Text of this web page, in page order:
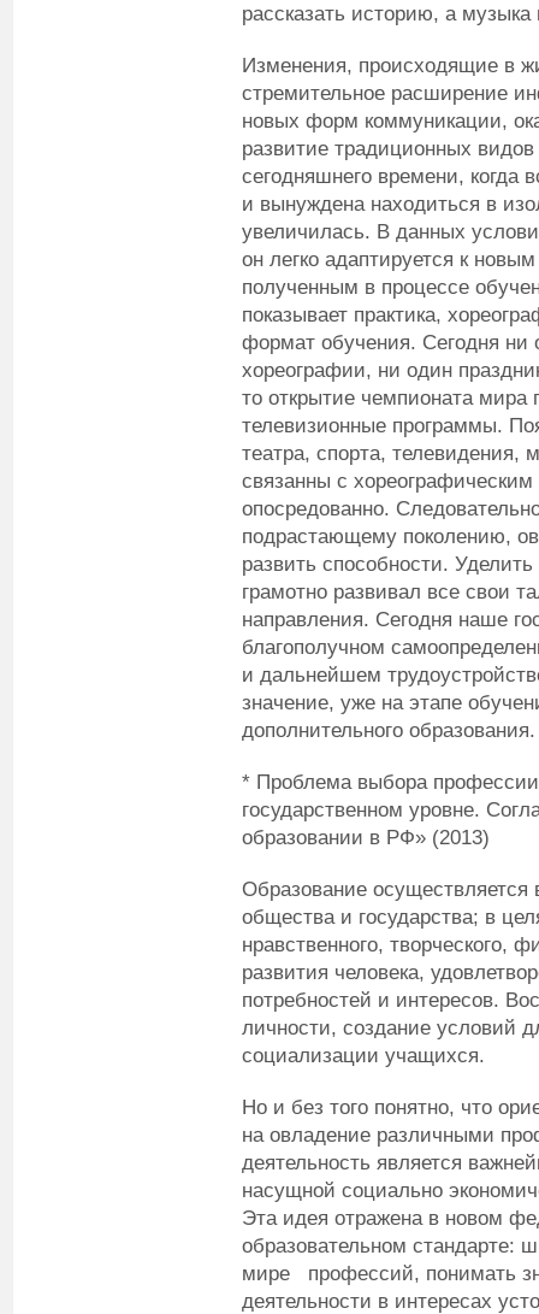
рассказать историю, а музыка
Изменения, происходящие в
стремительное расширение
новых форм коммуникации,
развитие традиционных
сегодняшнего времени, когда
и вынуждена находиться в
увеличилась. В данных
он легко адаптируется к
полученным в процессе
показывает практика,
формат обучения. Сегодня ни
хореографии, ни один
то открытие чемпионата мира
телевизионные программы.
театра, спорта, телевидения,
связанны с
опосредованно.
подрастающему поколению,
развить способности.
грамотно развивал все свои
направления. Сегодня наше
благополучном
и дальнейшем
значение, уже на этапе
дополнительного образования.
* Проблема выбора профессии
государственном уровне.
образовании в РФ» (2013)
Образование осуществляется
общества и государства; в
нравственного, творческого,
развития человека,
потребностей и интересов.
личности, создание условий
социализации учащихся.
Но и без того понятно, что
на овладение различными
деятельность является
насущной социально
Эта идея отражена в новом
образовательном стандарте:
мире профессий, понимать
деятельности в интересах